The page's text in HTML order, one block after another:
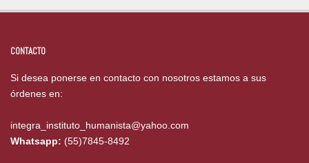
CONTACTO
Si desea ponerse en contacto con nosotros estamos a sus
órdenes en:
integra_instituto_humanista@yahoo.com
Whatsapp: (55)7845-8492